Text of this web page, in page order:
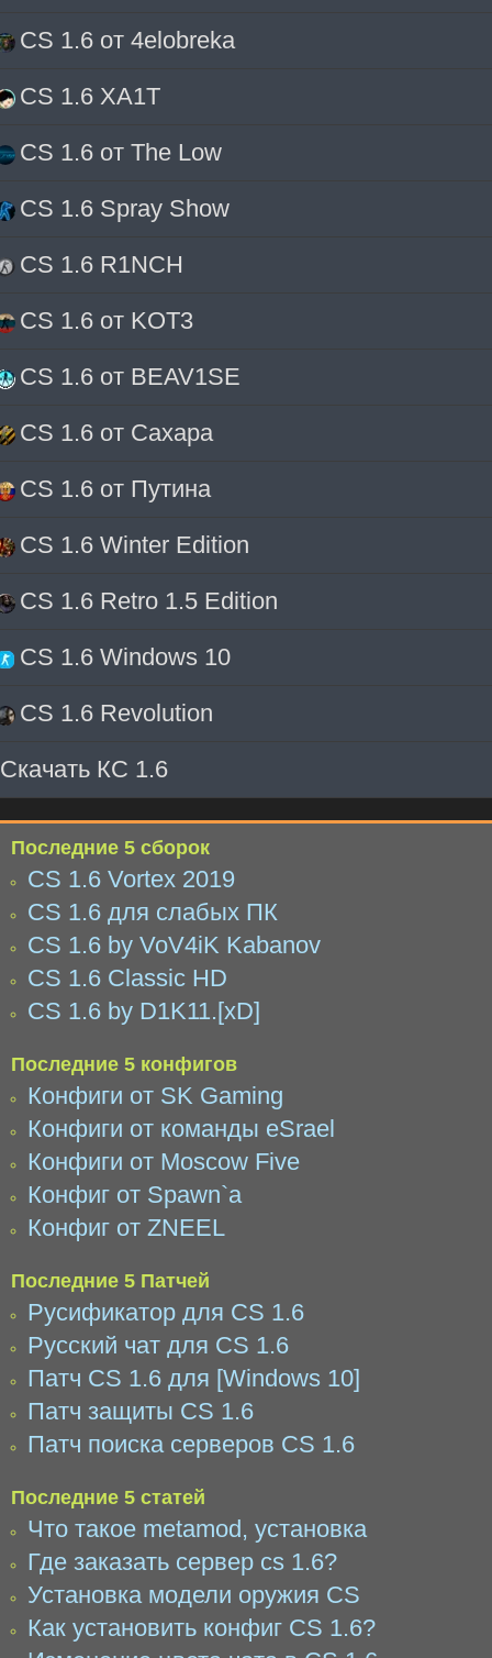
CS 1.6 от 4elobreka
CS 1.6 XA1T
CS 1.6 от The Low
CS 1.6 Spray Show
CS 1.6 R1NCH
CS 1.6 от KOT3
CS 1.6 от BEAV1SE
CS 1.6 от Сахара
CS 1.6 от Путина
CS 1.6 Winter Edition
CS 1.6 Retro 1.5 Edition
CS 1.6 Windows 10
CS 1.6 Revolution
Скачать КС 1.6
Последние 5 сборок
CS 1.6 Vortex 2019
CS 1.6 для слабых ПК
CS 1.6 by VoV4iK Kabanov
CS 1.6 Classic HD
CS 1.6 by D1K11.[xD]
Последние 5 конфигов
Конфиги от SK Gaming
Конфиги от команды eSrael
Конфиги от Moscow Five
Конфиг от Spawn`a
Конфиг от ZNEEL
Последние 5 Патчей
Русификатор для CS 1.6
Русский чат для CS 1.6
Патч CS 1.6 для [Windows 10]
Патч защиты CS 1.6
Патч поиска серверов CS 1.6
Последние 5 статей
Что такое metamod, установка
Где заказать сервер cs 1.6?
Установка модели оружия CS
Как установить конфиг CS 1.6?